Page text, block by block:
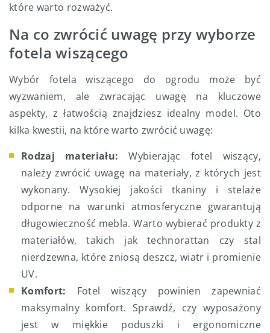
które warto rozważyć.
Na co zwrócić uwagę przy wyborze
fotela wiszącego
Wybór fotela wiszącego do ogrodu może być
wyzwaniem, ale zwracając uwagę na kluczowe
aspekty, z łatwością znajdziesz idealny model. Oto
kilka kwestii, na które warto zwrócić uwagę:
Rodzaj materiału: Wybierając fotel wiszący,
należy zwrócić uwagę na materiały, z których jest
wykonany. Wysokiej jakości tkaniny i stelaże
odporne na warunki atmosferyczne gwarantują
długowieczność mebla. Warto wybierać produkty z
materiałów, takich jak technorattan czy stal
nierdzewna, które zniosą deszcz, wiatr i promienie
UV.
Komfort: Fotel wiszący powinien zapewniać
maksymalny komfort. Sprawdź, czy wyposażony
jest w miękkie poduszki i ergonomiczne